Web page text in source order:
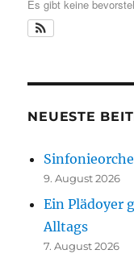
Es gibt keine
NEUESTE
9. August 2026
Ein Plädoyer
Alltags
7. August 2026